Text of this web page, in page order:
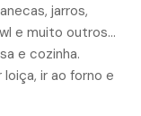
jarros,
e muito outros…
e cozinha.
ir ao forno e